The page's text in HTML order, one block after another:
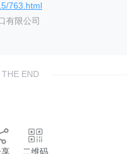
763.html
有限公司
THE END
二维码